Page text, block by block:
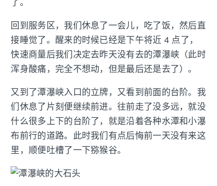
了。
回到服务区，我们休息了一会儿，吃了饭，然后直
接睡觉了。醒来的时候已经是下午将近 4 点了，
快速商量后我们决定去昨天没有去的潭瀑峡（此时
浑身酸痛，完全不想动，但是最后还是去了）。
又到了潭瀑峡入口的立牌，又看到前面的台阶。我
们休息了片刻便继续前进。往前走了没多远，就没
什么很多上下的台阶了，就是沿着各种水潭和小瀑
布前行的道路。此时我们有点后悔前一天没有来这
里，顺便吐槽了一下猕猴谷。